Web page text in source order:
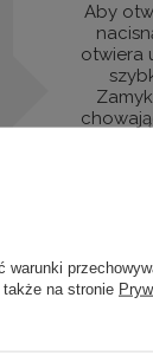
Aby
otwiera
W
np.
warunki
na stronie